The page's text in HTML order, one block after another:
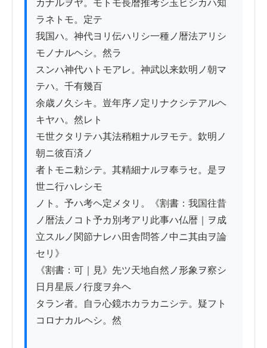
カナルヲヤ。モトモ長暦推考シ玉ヒシカハ知
ラネトモ。定テ
我国ハ。神代ヨリ伝ハリシ一種ノ暦法アリシ
モノナルヘシ。然ラ
スンハ神代ハトモアレ。神武以来欽明ノ朝マ
テハ。千有幾百
余歳ノ久シキ。豈年序ノ定リナクシテアルヘ
キヤハ。然レト
モ世クタリテハ其法稍粗ナルヲモテ。欽明ノ
朝ニ彼百済ノ
者トモニ勅シテ。其精細ナルヲ奉ラセ。是ヲ
世ニ行ハレシモ
ノト。予ハ考ヘ定メタリ。《割書：我国往昔
ノ暦法ノコト予カ別考アリ此事ハ仏暦｜ヲ成
立スルノ関節ナレハ田舎問答ノ中ニ其由ヲ論
セリ》
《割書：可｜見》先ツ天地自然ノ形象ヲ察シ
日月星辰ノ行度ヲ弁ヘ
タラン者。自ラ心鏡ホカラカニシテ。疑フト
コロナカルヘシ。然